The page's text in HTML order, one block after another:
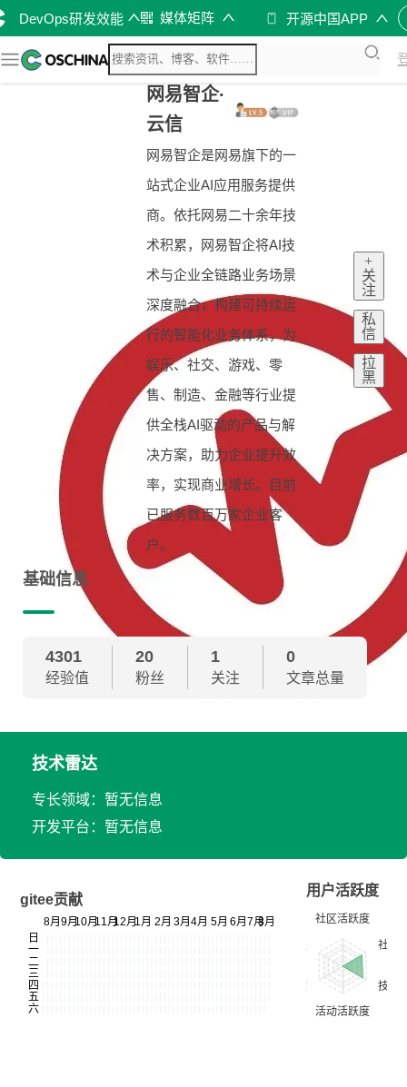
DevOps研发效能 媒体矩阵 开源中国APP
网易智企·
云信
网易智企是网易旗下的一
站式企业AI应用服务提供
商。依托网易二十余年技
术积累，网易智企将AI技
术与企业全链路业务场景
深度融合，构建可持续运
行的智能化业务体系，为
娱乐、社交、游戏、零
售、制造、金融等行业提
供全栈AI驱动的产品与解
决方案，助力企业提升效
率，实现商业增长。目前
已服务数百万家企业客
户。
+
关
注
私
信
拉
黑
基础信息
4301
经验值
20
粉丝
1
关注
0
文章总量
技术雷达
专长领域：暂无信息
开发平台：暂无信息
gitee贡献
用户活跃度